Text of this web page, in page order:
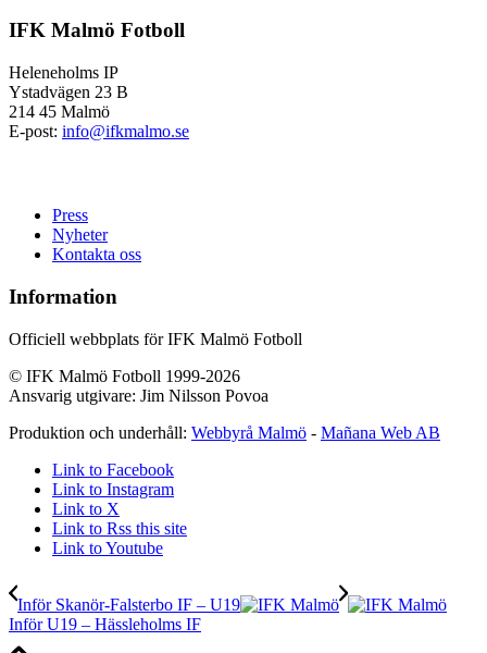
IFK Malmö Fotboll
Heleneholms IP
Ystadvägen 23 B
214 45 Malmö
E-post: info@ifkmalmo.se
Press
Nyheter
Kontakta oss
Information
Officiell webbplats för IFK Malmö Fotboll
© IFK Malmö Fotboll 1999-2026
Ansvarig utgivare: Jim Nilsson Povoa
Produktion och underhåll: Webbyrå Malmö - Mañana Web AB
Link to Facebook
Link to Instagram
Link to X
Link to Rss this site
Link to Youtube
Inför Skanör-Falsterbo IF – U19
Inför U19 – Hässleholms IF